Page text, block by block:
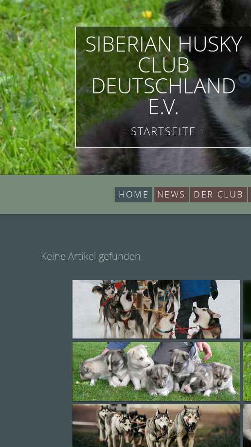
SIBERIAN HUSKY
CLUB
DEUTSCHLAND
E.V.
- STARTSEITE -
HOME NEWS DER CLUB
Keine Artikel gefunden.